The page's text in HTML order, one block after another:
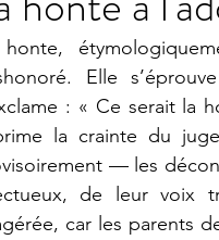
Elle
: « Ce serait la
la crainte du
— les
de leur voix
car les parents